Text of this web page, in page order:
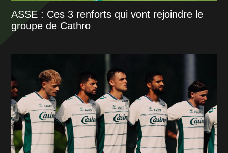
ASSE : Ces 3 renforts qui vont rejoindre le
groupe de Cathro